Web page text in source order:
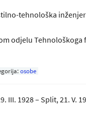
tehnološka
odjelu Tehnološkoga
osobe
III. 1928 – Split, 21. V.